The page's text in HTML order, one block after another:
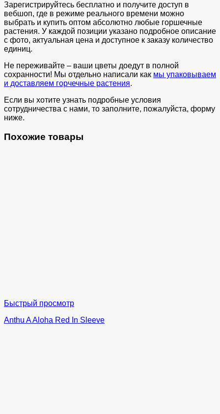
Зарегистрируйтесь бесплатно и получите доступ в
вебшоп, где в режиме реального времени можно
выбрать и купить оптом абсолютно любые горшечные
растения. У каждой позиции указано подробное описание
с фото, актуальная цена и доступное к заказу количество
единиц.
Не переживайте – ваши цветы доедут в полной
сохранности! Мы отдельно написали как мы упаковываем
и доставляем горчечные растения.
Если вы хотите узнать подробные условия
сотрудничества с нами, то заполните, пожалуйста, форму
ниже.
Похожие товары
Быстрый просмотр
Anthu A Aloha Red In Sleeve